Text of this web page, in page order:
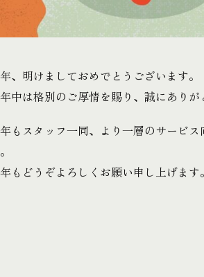
、明けましておめでとうございます。
中は格別のご厚情を賜り、誠にありが
もスタッフ一同、より一層のサービ
もどうぞよろしくお願い申し上げます。